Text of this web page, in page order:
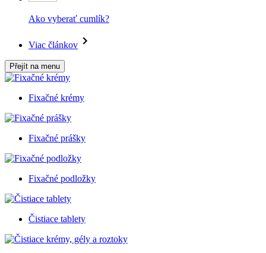
Ako vyberať cumlík?
Viac článkov
Přejít na menu
Fixačné krémy
Fixačné prášky
Fixačné podložky
Čistiace tablety